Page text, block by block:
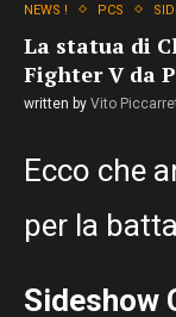
NEWS ! PCS
La statua di
Fighter V da
written by Vito
Ecco che
per la
Sideshow